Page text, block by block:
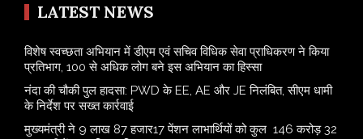
LATEST NEWS
विशेष स्वच्छता अभियान में डीएम एवं सचिव विधिक सेवा प्राधिकरण ने किया
प्रतिभाग, 100 से अधिक लोग बने इस अभियान का हिस्सा
नंदा की चौकी पुल हादसा: PWD के EE, AE और JE निलंबित, सीएम धामी
के निर्देश पर सख्त कार्रवाई
मुख्यमंत्री ने 9 लाख 87 हजार17 पेंशन लाभार्थियों को कुल 146 करोड़ 32